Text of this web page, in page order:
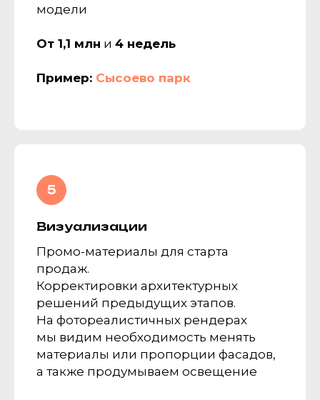
модели
От 1,1 млн и 4 недель
Пример: Сысоево парк
Визуализации
Промо-материалы для старта
продаж.
Корректировки архитектурных
решений предыдущих этапов.
На фотореалистичных рендерах
мы видим необходимость менять
материалы или пропорции фасадов,
а также продумываем освещение